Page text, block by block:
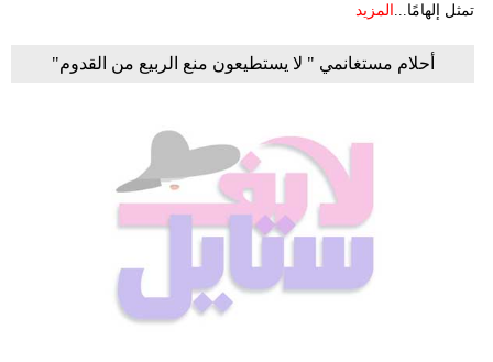
تمثل إلهامًا...
المزيد
أحلام مستغانمي " لا يستطيعون منع الربيع من القدوم"